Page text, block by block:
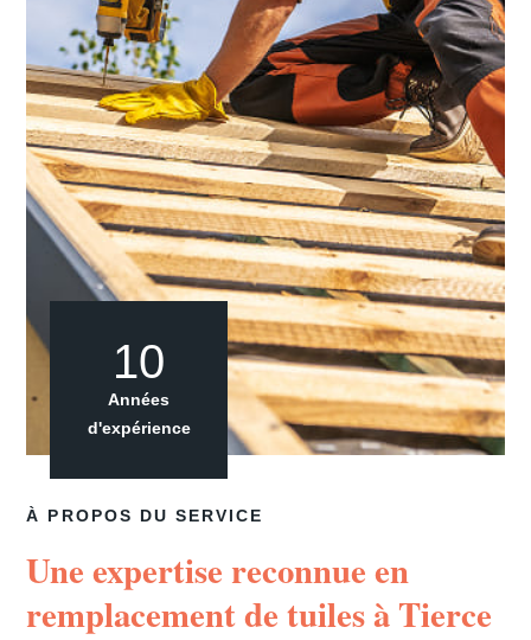
À PROPOS DU SERVICE
Une expertise reconnue en
remplacement de tuiles à Tierce
10
Années
d'expérience